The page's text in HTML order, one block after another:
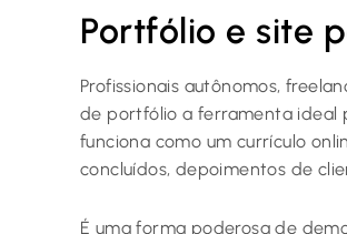
Portfólio e site
Profissionais autônomos,
de portfólio a ferramenta ideal
funciona como um currículo
concluídos, depoimentos de
É uma forma poderosa de